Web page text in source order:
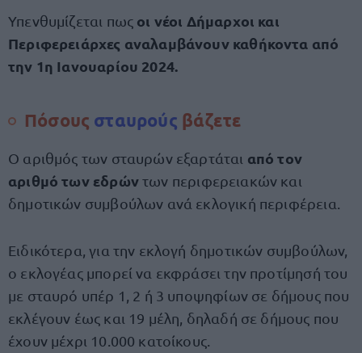
Υπενθυμίζεται πως οι νέοι Δήμαρχοι και
Περιφερειάρχες αναλαμβάνουν καθήκοντα από
την 1η Ιανουαρίου 2024.
Πόσους σταυρούς βάζετε
Ο αριθμός των σταυρών εξαρτάται από τον
αριθμό των εδρώντων περιφερειακών και
δημοτικών συμβούλων ανά εκλογική περιφέρεια.
Ειδικότερα, για την εκλογή δημοτικών συμβούλων,
ο εκλογέας μπορεί να εκφράσει την προτίμησή του
με σταυρό υπέρ 1, 2 ή 3 υποψηφίων σε δήμους που
εκλέγουν έως και 19 μέλη, δηλαδή σε δήμους που
έχουν μέχρι 10.000 κατοίκους.